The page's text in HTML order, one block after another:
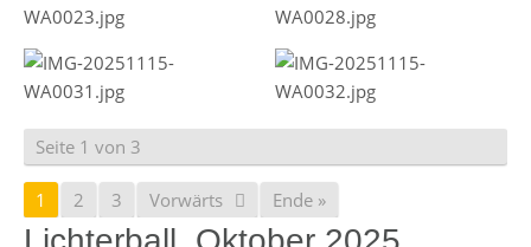
Seite 1 von 3
1 2 3 Vorwärts Ende »